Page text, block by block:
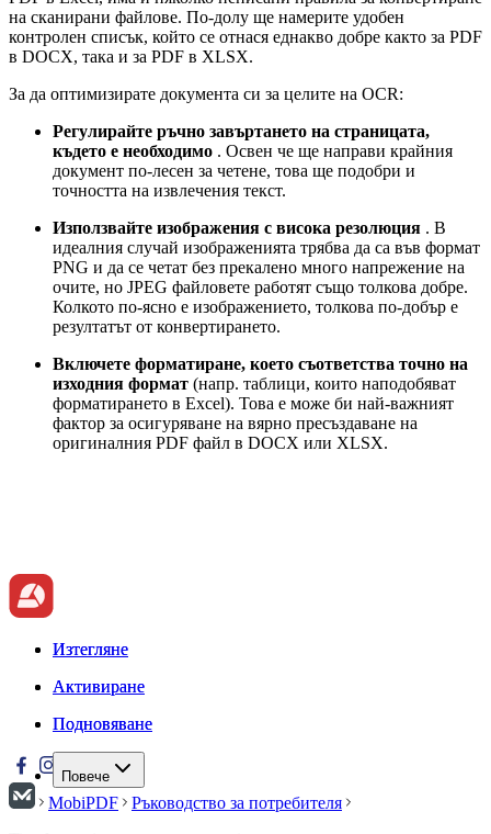
на сканирани файлове. По-долу ще намерите удобен
контролен списък, който се отнася еднакво добре както за PDF
в DOCX, така и за PDF в XLSX.
За да оптимизирате документа си за целите на OCR:
Регулирайте ръчно завъртането на страницата,
където е необходимо . Освен че ще направи крайния
документ по-лесен за четене, това ще подобри и
точността на извлечения текст.
Използвайте изображения с висока резолюция . В
идеалния случай изображенията трябва да са във формат
PNG и да се четат без прекалено много напрежение на
очите, но JPEG файловете работят също толкова добре.
Колкото по-ясно е изображението, толкова по-добър е
резултатът от конвертирането.
Включете форматиране, което съответства точно на
изходния формат (напр. таблици, които наподобяват
форматирането в Excel). Това е може би най-важният
фактор за осигуряване на вярно пресъздаване на
оригиналния PDF файл в DOCX или XLSX.
Изтегляне
Активиране
Подновяване
Повече
Изтегляне
Активиране
Подновяване
MobiPDF
Ръководство за потребителя